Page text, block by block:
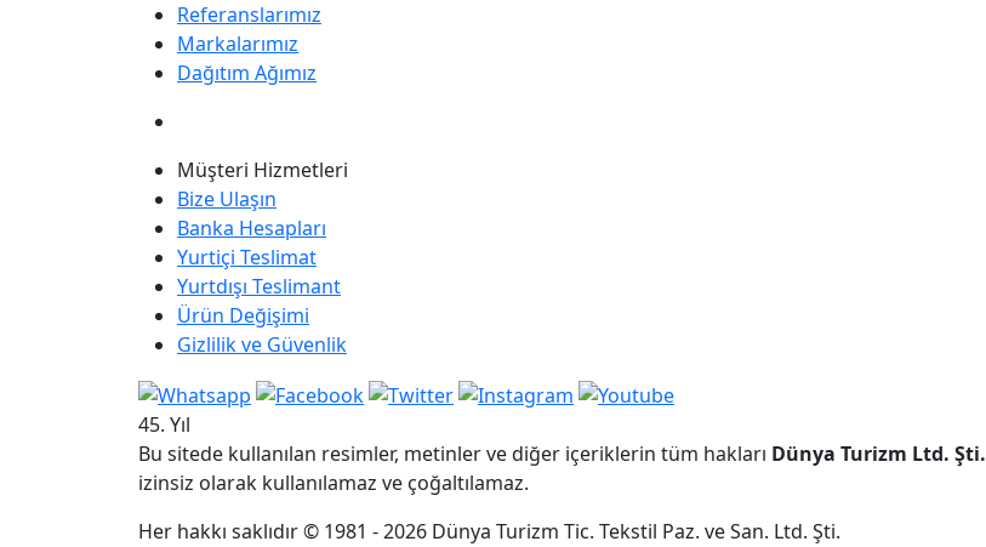
Referanslarımız
Markalarımız
Dağıtım Ağımız
Müşteri Hizmetleri
Bize Ulaşın
Banka Hesapları
Yurtiçi Teslimat
Yurtdışı Teslimant
Ürün Değişimi
Gizlilik ve Güvenlik
45. Yıl
Bu sitede kullanılan resimler, metinler ve diğer içeriklerin tüm hakları Dünya Turizm Ltd. Şti.
izinsiz olarak kullanılamaz ve çoğaltılamaz.
Her hakkı saklıdır © 1981 - 2026 Dünya Turizm Tic. Tekstil Paz. ve San. Ltd. Şti.